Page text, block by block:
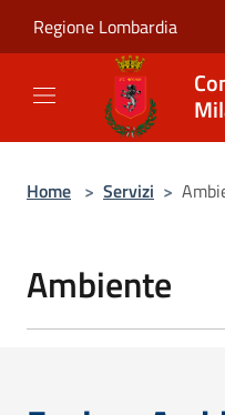
Regione Lombardia
Home > Servizi >
Ambiente